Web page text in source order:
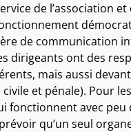
de l’association
de communication
dirigeants ont des
mais aussi
et pénale). Pour
fonctionnent avec peu
qu’un seul